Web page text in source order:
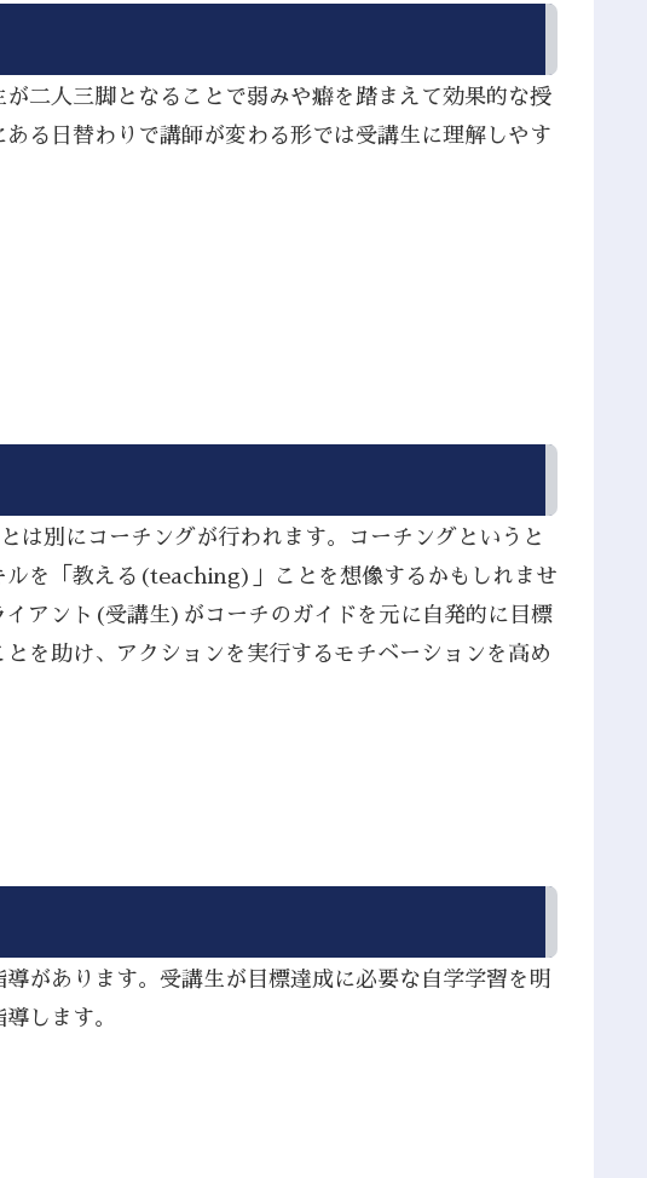
二人三脚となることで弱みや癖を踏まえて効果的な授
る日替わりで講師が変わる形では受講生に理解しやす
は別にコーチングが行われます。コーチングというと
ルを「教える(teaching)」ことを想像するかもしれませ
アント(受講生)がコーチのガイドを元に自発的に目標
を助け、アクションを実行するモチベーションを高め
があります。受講生が目標達成に必要な自学学習を明
します。